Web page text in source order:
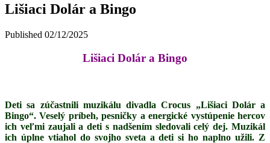
Lišiaci Dolár a Bingo
Published 02/12/2025
Lišiaci Dolár a Bingo
Deti sa zúčastnili muzikálu divadla Crocus „Lišiaci Dolár a
Bingo“. Veselý príbeh, pesničky a energické vystúpenie hercov
ich veľmi zaujali a deti s nadšením sledovali celý dej. Muzikál
ich úplne vtiahol do svojho sveta a deti si ho naplno užili. Z